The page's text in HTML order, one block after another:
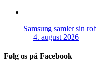
Samsung samler sin
4. august 2026
Følg os på Facebook